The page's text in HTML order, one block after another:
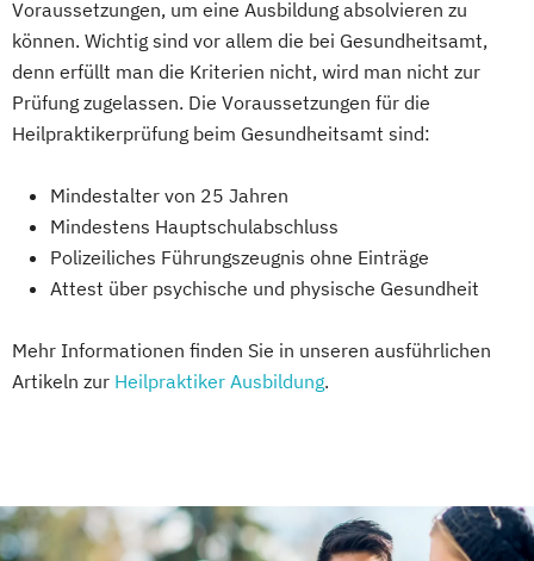
Voraussetzungen, um eine Ausbildung absolvieren zu
können. Wichtig sind vor allem die bei Gesundheitsamt,
denn erfüllt man die Kriterien nicht, wird man nicht zur
Prüfung zugelassen. Die Voraussetzungen für die
Heilpraktikerprüfung beim Gesundheitsamt sind:
Mindestalter von 25 Jahren
Mindestens Hauptschulabschluss
Polizeiliches Führungszeugnis ohne Einträge
Attest über psychische und physische Gesundheit
Mehr Informationen finden Sie in unseren ausführlichen
Artikeln zur Heilpraktiker Ausbildung.